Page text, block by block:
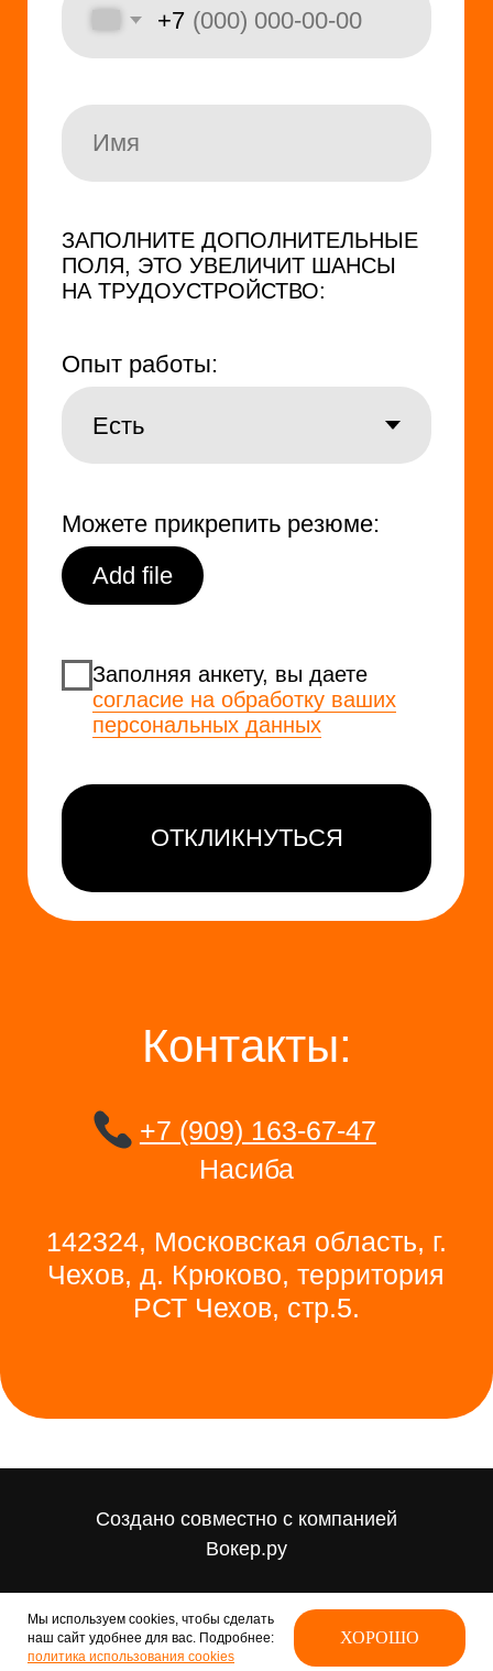
Откликнуться →
Мы используем cookies, чтобы сделать
наш сайт удобнее для вас. Подробнее:
политика использования cookies
ХОРОШО
Создано совместно с компанией
Вокер.ру